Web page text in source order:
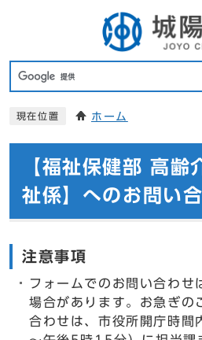
現在位置 ホーム
【福祉保健部 高齢
祉係】へのお問い
注意事項
フォームでのお問い合わせ
場合があります。お急ぎの
合わせは、市役所開庁時